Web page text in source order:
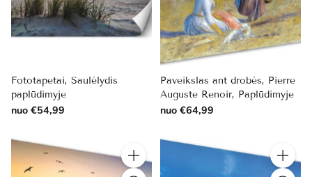
Fototapetai, Saulėlydis
paplūdimyje
nuo €54,99
Paveikslas ant drobės, Pierre
Auguste Renoir, Paplūdimyje
nuo €64,99
Kiekis Kiekis